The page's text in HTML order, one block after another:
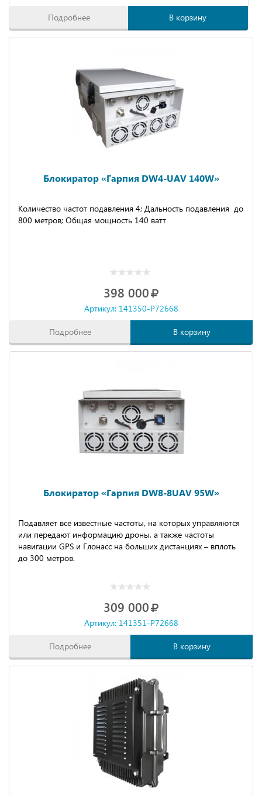
Подробнее В корзину
Блокиратор «Гарпия DW4-UAV 140W»
Количество частот подавления 4; Дальность подавления до
800 метров; Общая мощность 140 ватт
398 000
Артикул: 141350-P72668
Подробнее В корзину
Блокиратор «Гарпия DW8-8UAV 95W»
Подавляет все известные частоты, на которых управляются
или передают информацию дроны, а также частоты
навигации GPS и Глонасс на больших дистанциях – вплоть
до 300 метров.
309 000
Артикул: 141351-P72668
Подробнее В корзину